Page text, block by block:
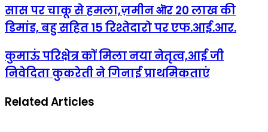
सास
पर
चाकू
हमला,ज़मीन
ऒर
20
लाख
डिमांड,
सास पर चाकू से हमला,ज़मीन ऒर 20 लाख की
डिमांड, बहु सहित 15 रिश्तेदारो पर एफ.आई.आर.
कुमाऊं
परिक्षेत्र
कों
नया
नेतृत्व,आई
कुमाऊं परिक्षेत्र कों मिला नया नेतृत्व,आई जी
निवेदिता कुकरेती ने गिनाई प्राथमिकताएं
Related Articles